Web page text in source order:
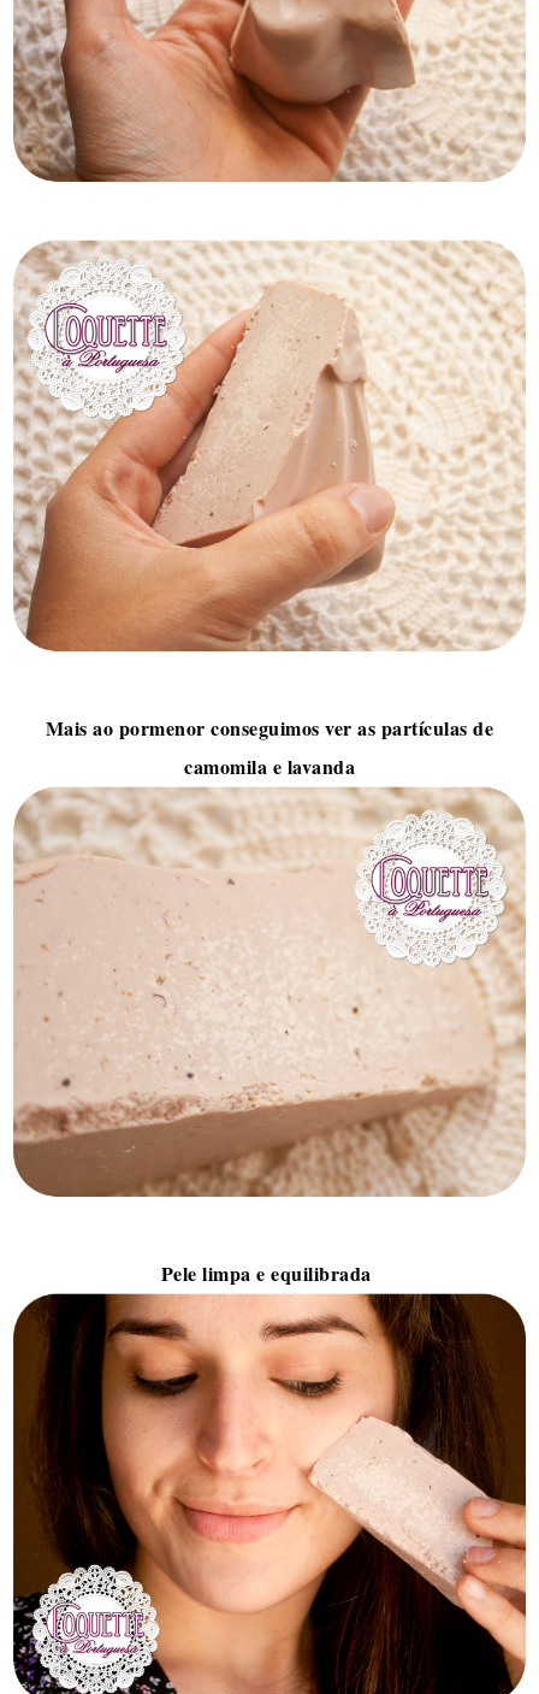
Mais ao pormenor conseguimos ver as partículas de
camomila e lavanda
Pele limpa e equilibrada